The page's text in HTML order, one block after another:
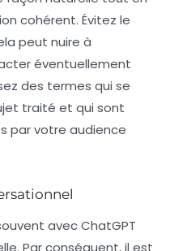
cohérent. Évitez le
peut nuire à
éventuellement
des termes qui se
traité et qui sont
par votre audience
avecChatGPT